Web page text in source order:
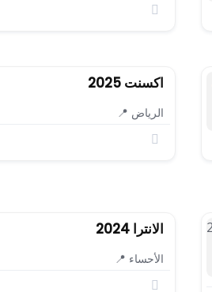
اكسنت 2025
الرياض 📍
الانترا 2024
الأحساء 📍